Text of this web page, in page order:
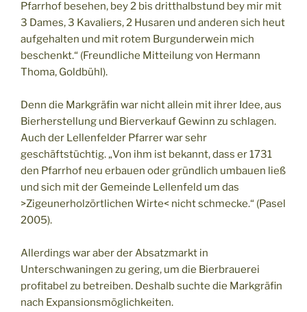
Pfarrhof besehen, bey 2 bis dritthalbstund bey mir mit
3 Dames, 3 Kavaliers, 2 Husaren und anderen sich heut
aufgehalten und mit rotem Burgunderwein mich
beschenkt.“ (Freundliche Mitteilung von Hermann
Thoma, Goldbühl).
Denn die Markgräfin war nicht allein mit ihrer Idee, aus
Bierherstellung und Bierverkauf Gewinn zu schlagen.
Auch der Lellenfelder Pfarrer war sehr
geschäftstüchtig. „Von ihm ist bekannt, dass er 1731
den Pfarrhof neu erbauen oder gründlich umbauen ließ
und sich mit der Gemeinde Lellenfeld um das
>Zigeunerholzörtlichen Wirte< nicht schmecke.“ (Pasel
2005).
Allerdings war aber der Absatzmarkt in
Unterschwaningen zu gering, um die Bierbrauerei
profitabel zu betreiben. Deshalb suchte die Markgräfin
nach Expansionsmöglichkeiten.